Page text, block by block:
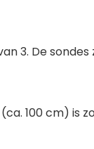
3. De
100 cm) is